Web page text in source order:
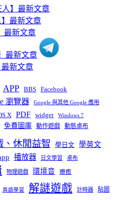
APP BBS Facebook
瀏覽器 Google 與其他 Google 應用
X PDF widget Windows 7
免費圖庫 動作遊戲 動態桌布
、休閒益智 學日文 學英文
播放器 日文學習 桌布
物理遊戲 環境音 療癒
英語學習 解謎遊戲 計時器
貼圖